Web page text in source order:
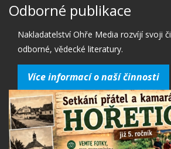
Odborné publikace
Nakladatelství Ohře Media rozvíjí svoji
odborné, vědecké literatury.
Více informací o naší činnosti